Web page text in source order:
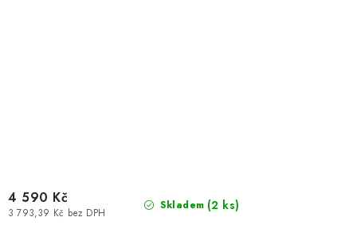
Skladem (2 ks)
3 793,39 Kč bez DPH
4 590 Kč